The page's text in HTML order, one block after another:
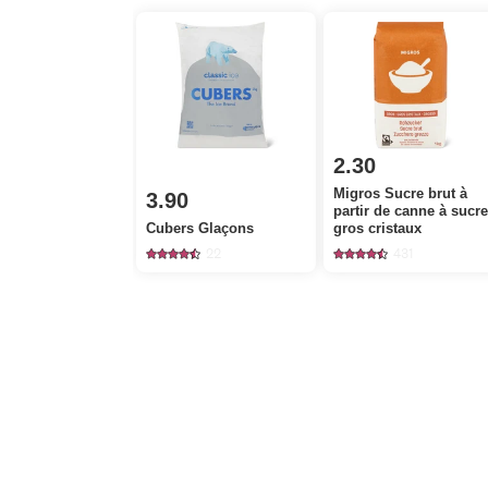
3.90
Cubers Glaçons
2.30
Migros Sucre brut à
partir de canne à sucre
gros cristaux